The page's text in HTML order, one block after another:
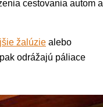
cestovania autom a
žalúzie alebo
odrážajú páliace